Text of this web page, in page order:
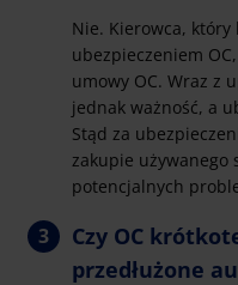
Nie. Kierowca,
ubezpieczeniem
umowy OC. Wraz z
jednak ważność, a
Stąd za
zakupie używanego
potencjalnych
Czy OC
przedłużone